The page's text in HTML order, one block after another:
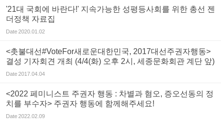
'21대 국회에 바란다!' 지속가능한 성평등사회를 위한 총선 젠
더정책 자료집
Date2020.01.02
<촛불대선#VoteFor새로운대한민국, 2017대선주권자행동>
결성 기자회견 개최 (4/4(화) 오후 2시, 세종문화회관 계단 앞)
Date2017.04.04
<2022 페미니스트 주권자 행동 : 차별과 혐오, 증오선동의 정
치를 부수자> 주권자 행동에 함께해주세요!
Date2022.02.09